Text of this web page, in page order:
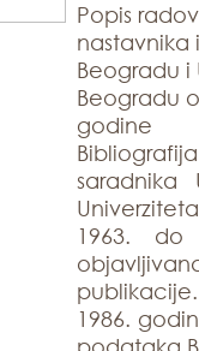
Popis
nastavnika
Beogradu i
Beogradu
godine
saradnika
1963.
1986.